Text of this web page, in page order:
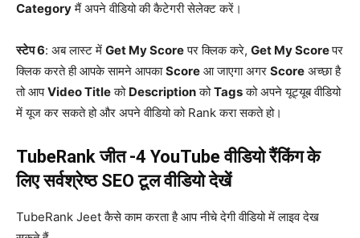
Categoryमैं अपने वीडियो की कैटेगरी सेलेक्ट करें।
स्टेप 6: अब लास्ट में Get My Scoreपर क्लिक करे, Get My Scoreपर
क्लिक करते ही आपके सामने आपकाScore आ जाएगा अगर Score अच्छा है
तो आपVideo Titleको DescriptionकोTagsको अपने यूट्यूब वीडियो
में यूज कर सकते हो और अपने वीडियो को Rank करा सकते हो।
TubeRank जीत -4 YouTube वीडियो रैंकिंग के
लिए सर्वश्रेष्ठ SEO टूल वीडियो देखें
TubeRank Jeet कैसे काम करता है आप नीचे देगी वीडियो में लाइव देख